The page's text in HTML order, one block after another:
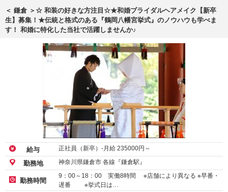
＜ 鎌倉 ＞☆ 和装の好きな方注目☆★和婚ブライダルヘアメイク【新卒
生】募集！★伝統と格式のある『鶴岡八幡宮挙式』のノウハウも学べま
す！ 和婚に特化した当社で活躍しませんか♪
給与 正社員（新卒）-月給 235000円～
勤務地 神奈川県鎌倉市 各線『鎌倉駅』
勤務時間
9：00～18：00 実働8時間 ※店舗により異なる ※早番・
遅番 ※挙式日は…